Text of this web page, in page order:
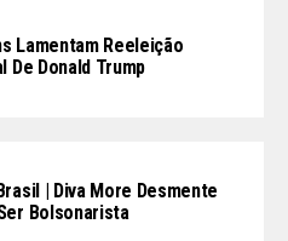
Lamentam Reeleição
De Donald Trump
| Diva More Desmente
Bolsonarista